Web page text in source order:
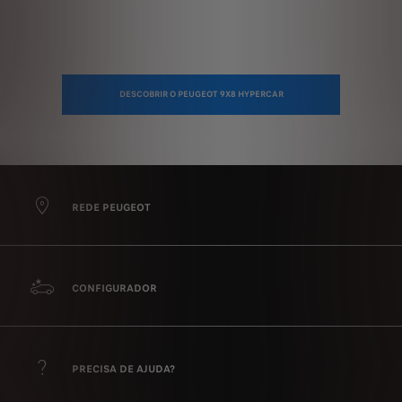
DESCOBRIR O PEUGEOT 9X8 HYPERCAR
REDE PEUGEOT
CONFIGURADOR
PRECISA DE AJUDA?